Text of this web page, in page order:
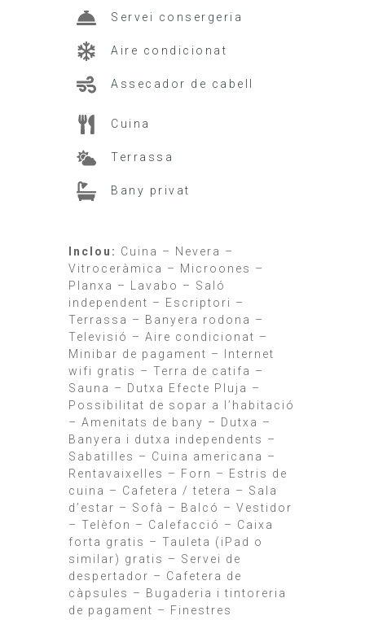
Servei consergeria
Aire condicionat
Assecador de cabell
Cuina
Terrassa
Bany privat
Inclou: Cuina – Nevera –
Vitroceràmica – Microones –
Planxa – Lavabo – Saló
independent – Escriptori –
Terrassa – Banyera rodona –
Televisió – Aire condicionat –
Minibar de pagament – Internet
wifi gratis – Terra de catifa –
Sauna – Dutxa Efecte Pluja –
Possibilitat de sopar a l’habitació
– Amenitats de bany – Dutxa –
Banyera i dutxa independents –
Sabatilles – Cuina americana –
Rentavaixelles – Forn – Estris de
cuina – Cafetera / tetera – Sala
d’estar – Sofà – Balcó – Vestidor
– Telèfon – Calefacció – Caixa
forta gratis – Tauleta (iPad o
similar) gratis – Servei de
despertador – Cafetera de
càpsules – Bugaderia i tintoreria
de pagament – Finestres